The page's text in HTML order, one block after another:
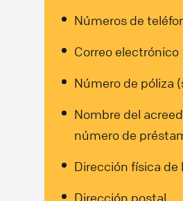
Números de
Correo electrónico
Número de póliza
Nombre del
número de
Dirección física de
Dirección postal